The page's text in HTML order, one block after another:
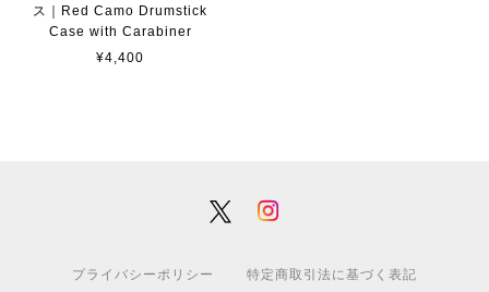
ス｜Red Camo Drumstick
Case with Carabiner
¥4,400
プライバシーポリシー 特定商取引法に基づく表記